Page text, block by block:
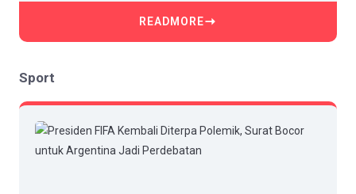
READMORE
Sport